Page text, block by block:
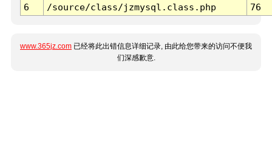
6
/source/class/jzmysql.class.php 76
www.365jz.com 已经将此出错信息详细记录, 由此给您带来的访问不便我
们深感歉意.